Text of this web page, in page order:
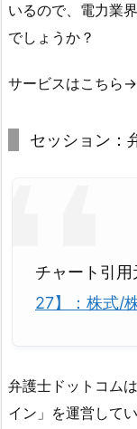
いるので、電力業
でしょうか？
サービスはこちら→
セッション：
チャート引用
27】：株式/
弁護士ドットコム
イン」を運営して